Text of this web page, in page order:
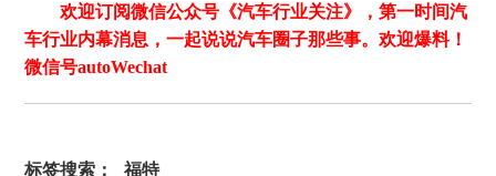
欢迎订阅微信公众号《汽车行业关注》，第一时间汽
车行业内幕消息，一起说说汽车圈子那些事。欢迎爆料！
微信号autoWechat
标签搜索：
福特